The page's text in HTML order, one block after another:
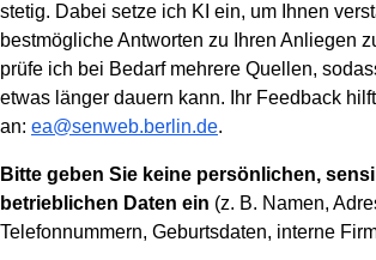
stetig. Dabei setze ich KI ein, um Ihnen
bestmögliche Antworten zu Ihren Anliegen
prüfe ich bei Bedarf mehrere Quellen,
etwas länger dauern kann. Ihr Feedback
an: ea@senweb.berlin.de.
Bitte geben Sie keine persönlichen,
betrieblichen Daten ein (z. B. Namen,
Telefonnummern, Geburtsdaten, interne